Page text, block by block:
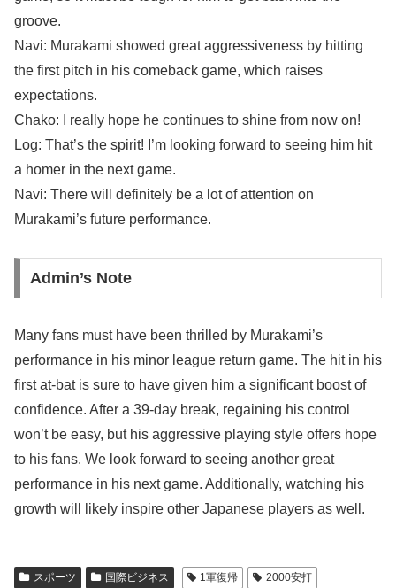
groove.
Navi: Murakami showed great aggressiveness by hitting
the first pitch in his comeback game, which raises
expectations.
Chako: I really hope he continues to shine from now on!
Log: That’s the spirit! I’m looking forward to seeing him hit
a homer in the next game.
Navi: There will definitely be a lot of attention on
Murakami’s future performance.
Admin’s Note
Many fans must have been thrilled by Murakami’s
performance in his minor league return game. The hit in his
first at-bat is sure to have given him a significant boost of
confidence. After a 39-day break, regaining his control
won’t be easy, but his aggressive playing style offers hope
to his fans. We look forward to seeing another great
performance in his next game. Additionally, watching his
growth will likely inspire other Japanese players as well.
スポーツ 国際ビジネス 1軍復帰
2000安打